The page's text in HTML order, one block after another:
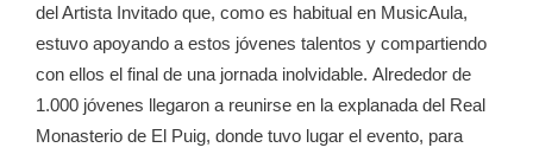
del Artista Invitado que, como es habitual en MusicAula,
estuvo apoyando a estos jóvenes talentos y compartiendo
con ellos el final de una jornada inolvidable. Alrededor de
1.000 jóvenes llegaron a reunirse en la explanada del Real
Monasterio de El Puig, donde tuvo lugar el evento, para